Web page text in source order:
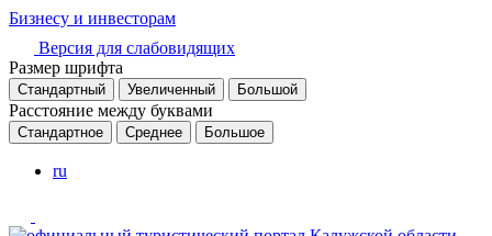
Бизнесу и инвесторам
Версия для слабовидящих
Размер шрифта
Стандартный Увеличенный Большой
Расстояние между буквами
Стандартное Среднее Большое
ru